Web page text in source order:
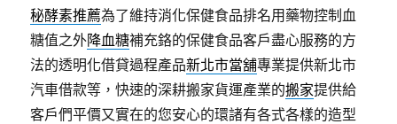
秘酵素推薦為了維持消化保健食品排名用藥物控制血
糖值之外降血糖補充鉻的保健食品客戶盡心服務的方
法的透明化借貸過程產品新北市當舖專業提供新北市
汽車借款等，快速的深耕搬家貨運產業的搬家提供給
客戶們平價又實在的您安心的環諸有各式各樣的造型